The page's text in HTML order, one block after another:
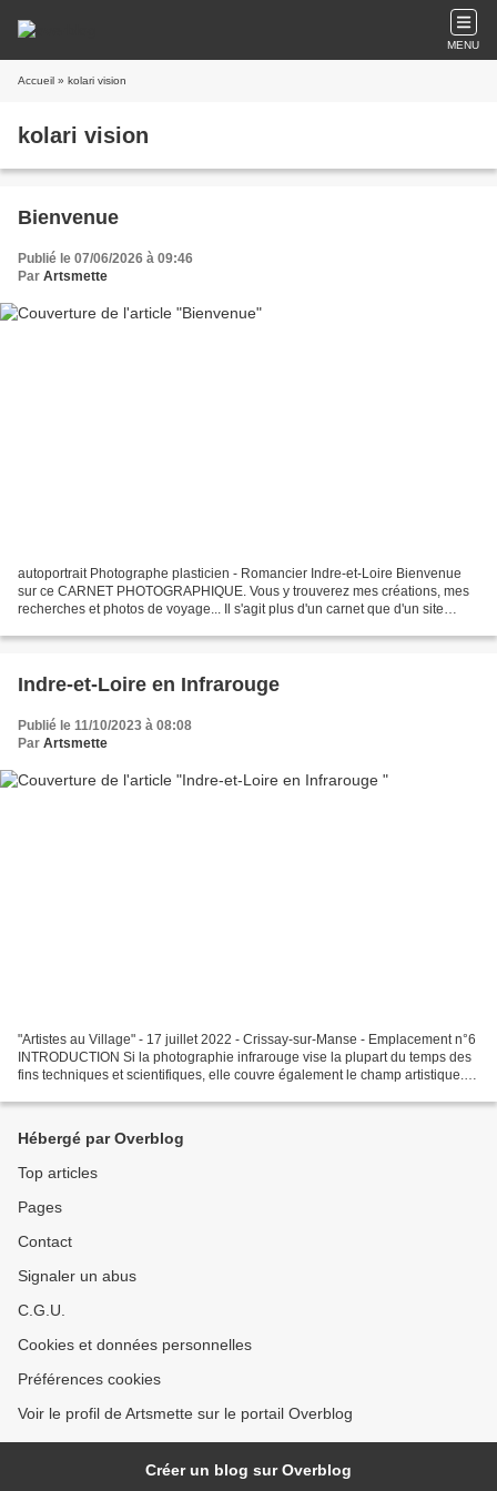
MENU
Accueil » kolari vision
kolari vision
Bienvenue
Publié le 07/06/2026 à 09:46
Par Artsmette
autoportrait Photographe plasticien - Romancier Indre-et-Loire Bienvenue
sur ce CARNET PHOTOGRAPHIQUE. Vous y trouverez mes créations, mes
recherches et photos de voyage... Il s'agit plus d'un carnet que d'un site
Indre-et-Loire en Infrarouge
Publié le 11/10/2023 à 08:08
Par Artsmette
"Artistes au Village" - 17 juillet 2022 - Crissay-sur-Manse - Emplacement n°6
INTRODUCTION Si la photographie infrarouge vise la plupart du temps des
fins techniques et scientifiques, elle couvre également le champ artistique.
Hébergé par Overblog
Top articles
Pages
Contact
Signaler un abus
C.G.U.
Cookies et données personnelles
Préférences cookies
Voir le profil de Artsmette sur le portail Overblog
Créer un blog sur Overblog